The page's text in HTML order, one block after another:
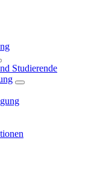
Studierende